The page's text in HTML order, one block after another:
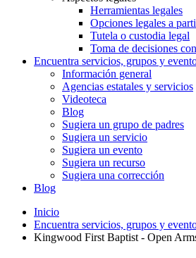
Herramientas legales
Opciones legales a
Tutela o custodia legal
Toma de decisiones
Encuentra servicios, grupos y
Información general
Agencias estatales y servicios
Videoteca
Blog
Sugiera un grupo de padres
Sugiera un servicio
Sugiera un evento
Sugiera un recurso
Sugiera una corrección
Blog
Inicio
Encuentra servicios, grupos y
Kingwood First Baptist - Open